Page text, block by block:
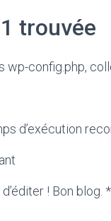
trouvée
wp-config.php,
d’exécution
! Bon blog.